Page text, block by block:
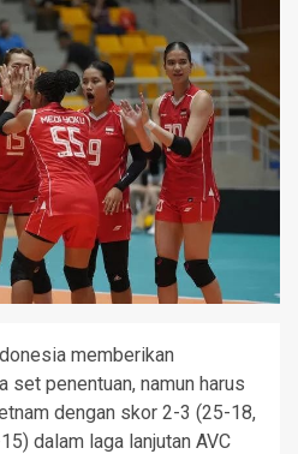
memberikan
set penentuan, namun harus
dengan skor 2-3 (25-18,
dalam laga lanjutan AVC